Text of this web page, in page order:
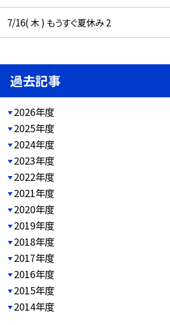
7/16( 木 ) もうすぐ夏休み 2
過去記事
2026年度
2025年度
2024年度
2023年度
2022年度
2021年度
2020年度
2019年度
2018年度
2017年度
2016年度
2015年度
2014年度